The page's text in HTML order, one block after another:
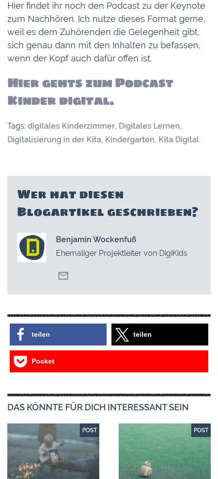
Hier findet ihr noch den Podcast zu der Keynote
zum Nachhören. Ich nutze dieses Format gerne,
weil es dem Zuhörenden die Gelegenheit gibt,
sich genau dann mit den Inhalten zu befassen,
wenn der Kopf auch dafür offen ist.
Hier gehts zum Podcast
Kinder digital.
Tags: digitales Kinderzimmer, Digitales Lernen,
Digitalisierung in der Kita, Kindergarten, Kita Digital
Wer hat diesen
Blogartikel geschrieben?
Benjamin Wockenfuß
Ehemaliger Projektleiter von DigiKids
teilen teilen
Pocket
DAS KÖNNTE FÜR DICH INTERESSANT SEIN
POST POST